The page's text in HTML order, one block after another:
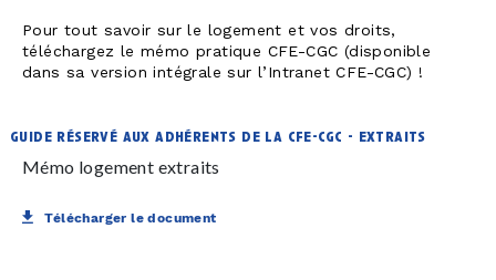
Pour tout savoir sur le logement et vos droits,
téléchargez le mémo pratique CFE-CGC (disponible
dans sa version intégrale sur l’Intranet CFE-CGC) !
guide réservé aux adhérents de la cfe-cgc - extraits
Mémo logement extraits
Télécharger le document